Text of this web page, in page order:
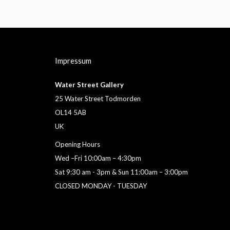
Impressum
Water Street Gallery
25 Water Street Todmorden
OL14 5AB
UK
Opening Hours
Wed –Fri 10:00am – 4:30pm
Sat 9:30 am - 3pm & Sun 11:00am – 3:00pm
CLOSED MONDAY - TUESDAY